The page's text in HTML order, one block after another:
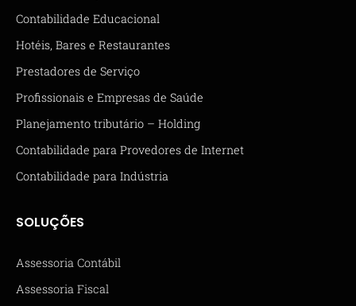
Contabilidade Educacional
Hotéis, Bares e Restaurantes
Prestadores de Serviço
Profissionais e Empresas de Saúde
Planejamento tributário – Holding
Contabilidade para Provedores de Internet
Contabilidade para Indústria
SOLUÇÕES
Assessoria Contábil
Assessoria Fiscal